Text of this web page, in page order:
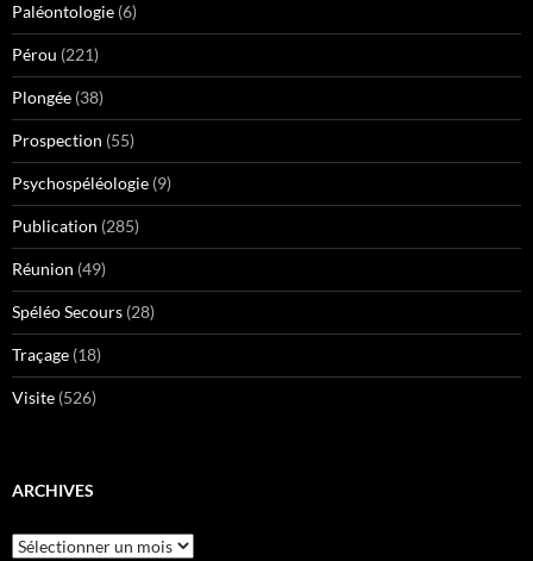
Paléontologie (6)
Pérou (221)
Plongée (38)
Prospection (55)
Psychospéléologie (9)
Publication (285)
Réunion (49)
Spéléo Secours (28)
Traçage (18)
Visite (526)
ARCHIVES
Archives